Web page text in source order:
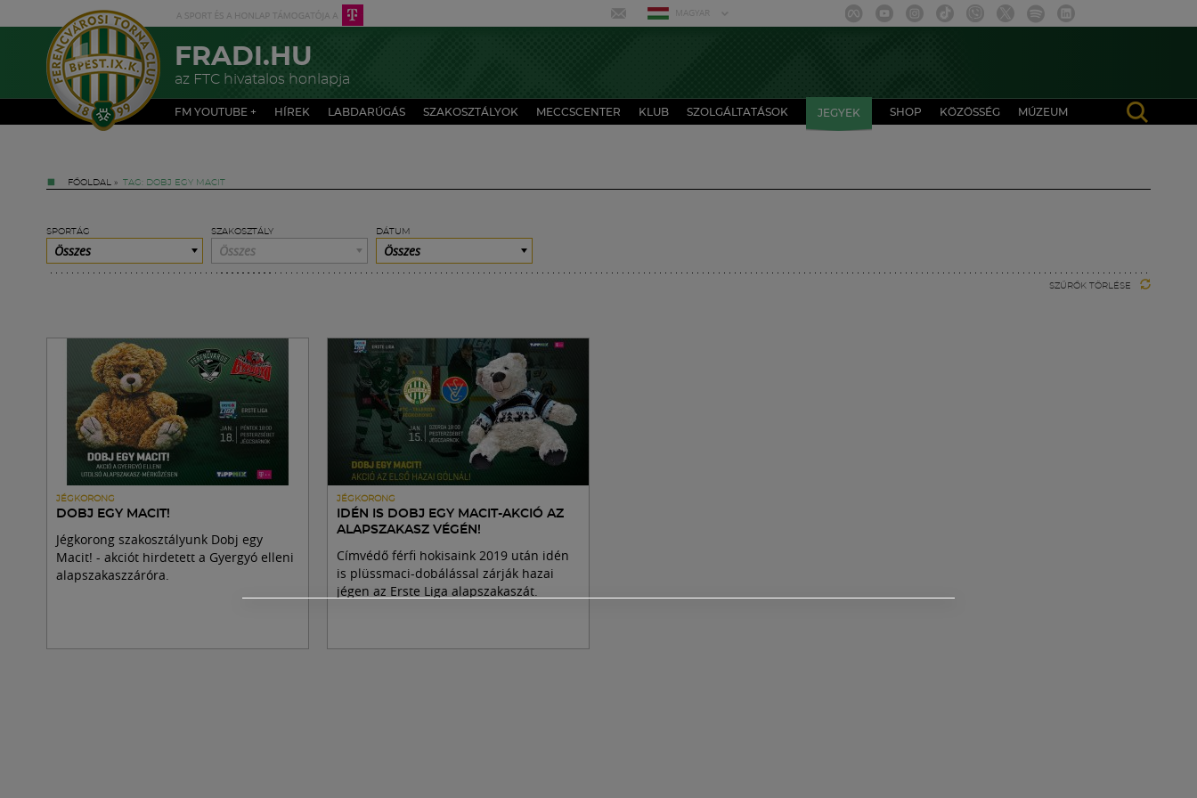
MAGYAR
FRADI.HU
az FTC hivatalos honlapja
FM YOUTUBE + HÍREK LABDARÚGÁS SZAKOSZTÁLYOK MECCSCENTER KLUB SZOLGÁLTATÁSOK JEGYEK SHOP KÖZÖSSÉG MÚZEUM
FŐOLDAL » TAG: DOBJ EGY MACIT
SPORTÁG
Összes
SZAKOSZTÁLY
Összes
DÁTUM
Összes
SZŰRŐK TÖRLÉSE
JÉGKORONG
DOBJ EGY MACIT!
Jégkorong szakosztályunk Dobj egy
Macit! - akciót hirdetett a Gyergyó elleni
alapszakaszzáróra.
JÉGKORONG
IDÉN IS DOBJ EGY MACIT-AKCIÓ AZ
ALAPSZAKASZ VÉGÉN!
Címvédő férfi hokisaink 2019 után idén
is plüssmaci-dobálással zárják hazai
jégen az Erste Liga alapszakaszát.